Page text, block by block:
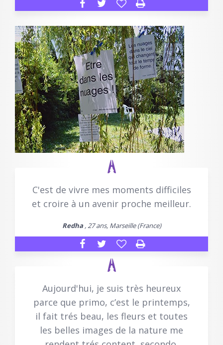
C'est de vivre mes moments difficiles
et croire à un avenir proche meilleur.
Redha, 27 ans, Marseille (France)
Aujourd'hui, je suis très heureux
parce que primo, c’est le printemps,
il fait trés beau, les fleurs et toutes
les belles images de la nature me